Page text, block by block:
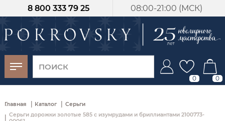
08:00-21:00 (МСК)
8 800 333 79 25
0 0
Главная | Каталог | Серьги
Серьги дорожки золотые 585 с изумрудами и бриллиантами 2100773-
-30%
от 15 дней с
момента оплаты